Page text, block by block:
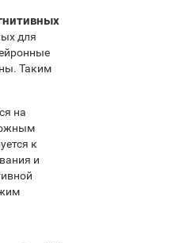
для
Таким
на
к
и